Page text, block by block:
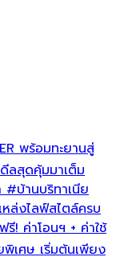
พร้อมทะยานสู่
ลสุดคุ้มมาเต็ม
#บ้านบริทาเนีย
ล่งไลฟ์สไตล์ครบ
! ค่าโอนฯ + ค่าใช้
เศษ เริ่มต้นเพียง